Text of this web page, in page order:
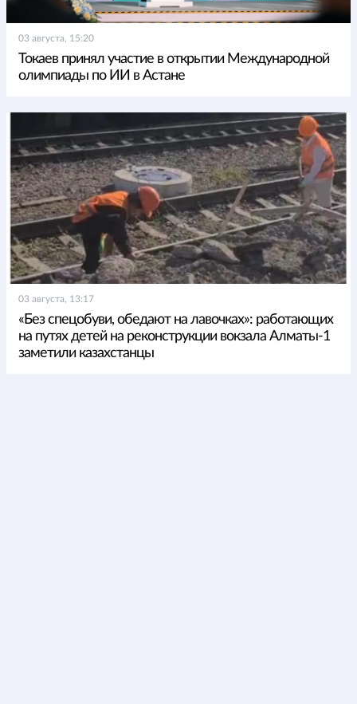
03 августа, 15:20
Токаев принял участие в открытии Международной
олимпиады по ИИ в Астане
03 августа, 13:17
«Без спецобуви, обедают на лавочках»: работающих
на путях детей на реконструкции вокзала Алматы-1
заметили казахстанцы